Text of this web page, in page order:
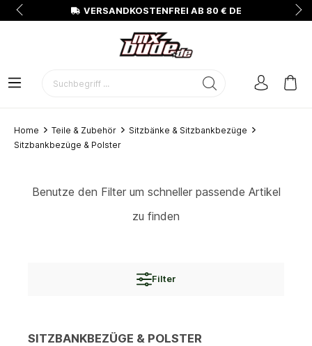
VERSANDKOSTENFREI AB 80 € DE
Home Teile & Zubehör
Sitzbänke & Sitzbankbezüge
Sitzbankbezüge & Polster
Benutze den Filter um schneller passende Artikel
zu finden
Filter
SITZBANKBEZÜGE & POLSTER